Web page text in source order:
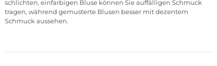
schlichten, einfarbigen Bluse können Sie auffälligen Schmuck
tragen, während gemusterte Blusen besser mit dezentem
Schmuck aussehen.